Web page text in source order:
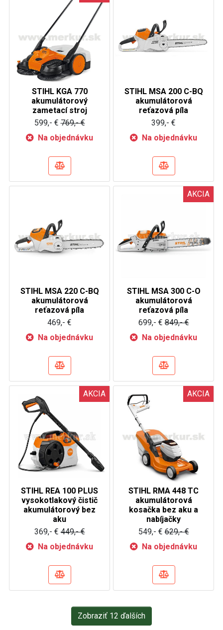
STIHL KGA 770
akumulátorový
zametací stroj
599,- € 769,- €
Na objednávku
STIHL MSA 200 C-BQ
akumulátorová
reťazová píla
399,- €
Na objednávku
STIHL MSA 220 C-BQ
akumulátorová
reťazová píla
469,- €
Na objednávku
AKCIA
STIHL MSA 300 C-O
akumulátorová
reťazová píla
699,- € 849,- €
Na objednávku
AKCIA
STIHL REA 100 PLUS
vysokotlakový čistič
akumulátorový bez
aku
369,- € 449,- €
Na objednávku
AKCIA
STIHL RMA 448 TC
akumulátorová
kosačka bez aku a
nabíjačky
549,- € 629,- €
Na objednávku
Zobraziť 12 ďalších